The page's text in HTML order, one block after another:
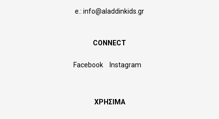
e.: info@aladdinkids.gr
CONNECT
Facebook Instagram
ΧΡΗΣΙΜΑ